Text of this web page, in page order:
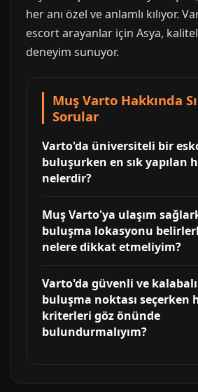
her anı özel ve anlamlı kılıyor.
escort arayanlar için Asya,
deneyim sunuyor.
Muş Varto Hakkında
Sorular
Varto'da üniversiteli bir
buluşurken en sık yapılan
nelerdir?
Muş Varto'ya ulaşım
buluşma lokasyonu
nelere dikkat etmeliyim?
Varto'da güvenli ve
buluşma noktası seçerken
kriterleri göz önünde
bulundurmalıyım?